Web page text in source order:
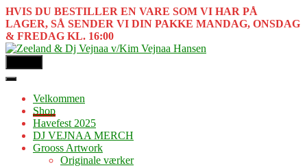
HVIS DU BESTILLER EN VARE SOM VI HAR PÅ
LAGER, SÅ SENDER VI DIN PAKKE MANDAG, ONSDAG
& FREDAG KL. 16:00
Velkommen
Shop
Havefest 2025
DJ VEJNAA MERCH
Grooss Artwork
Originale værker